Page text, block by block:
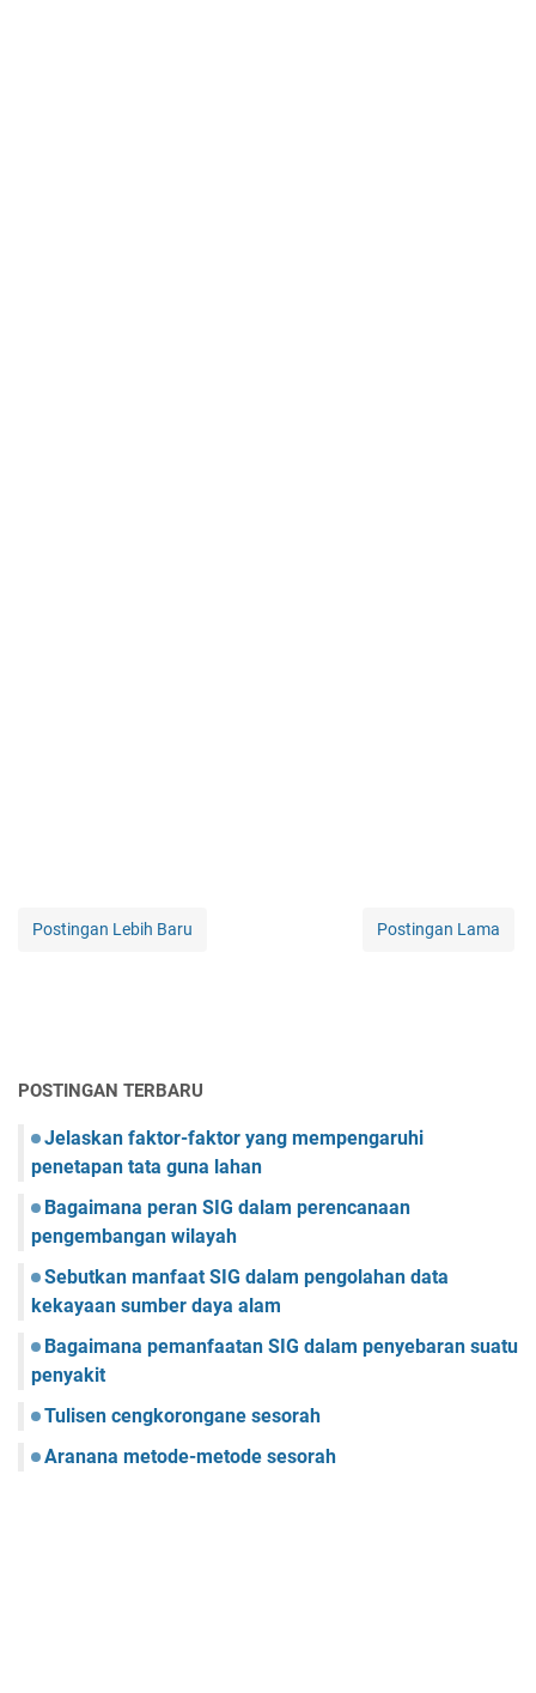
Postingan Lebih Baru Postingan Lama
POSTINGAN TERBARU
Jelaskan faktor-faktor yang mempengaruhi
penetapan tata guna lahan
Bagaimana peran SIG dalam perencanaan
pengembangan wilayah
Sebutkan manfaat SIG dalam pengolahan data
kekayaan sumber daya alam
Bagaimana pemanfaatan SIG dalam penyebaran suatu
penyakit
Tulisen cengkorongane sesorah
Aranana metode-metode sesorah